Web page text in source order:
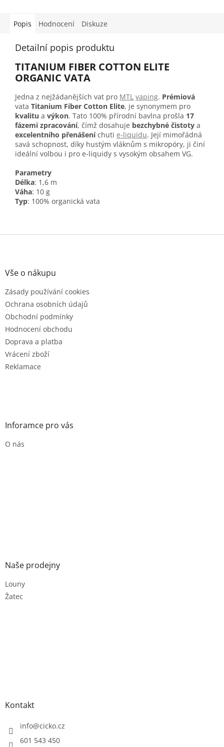
Popis Hodnocení Diskuze
Detailní popis produktu
TITANIUM FIBER COTTON ELITE
ORGANIC VATA
Jedna z nejžádanějších vat pro MTL vaping. Prémiová
vata Titanium Fiber Cotton Elite, je synonymem pro
kvalitu a výkon. Tato 100% přírodní bavlna prošla 17
fázemi zpracování, čímž dosahuje bezchybné čistoty a
excelentního přenášeníchuti e-liquidu. Její mimořádná
savá schopnost, díky hustým vláknům s mikropóry, ji činí
ideální volbou i pro e-liquidy s vysokým obsahem VG.
Parametry
Délka: 1,6 m
Váha: 10 g
Typ: 100% organická vata
Z
Vše o nákupu
Zásady používání cookies
Ochrana osobních údajů
Obchodní podmínky
Hodnocení obchodu
Doprava a platba
Vrácení zboží
Reklamace
Inforamce pro vás
O nás
Naše prodejny
Louny
Žatec
Kontakt
info@cicko.cz
601 543 450